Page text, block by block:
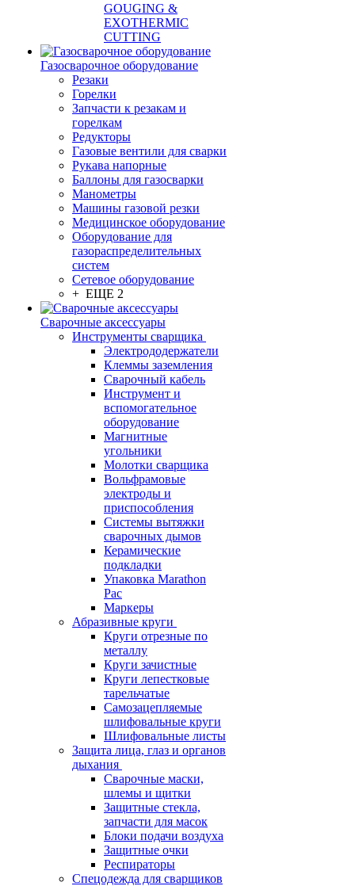
GOUGING &
EXOTHERMIC
CUTTING
Газосварочное оборудование
Резаки
Горелки
Запчасти к резакам и
горелкам
Редукторы
Газовые вентили для сварки
Рукава напорные
Баллоны для газосварки
Манометры
Машины газовой резки
Медицинское оборудование
Оборудование для
газораспределительных
систем
Сетевое оборудование
+ ЕЩЕ 2
Сварочные аксессуары
Инструменты сварщика
Электрододержатели
Клеммы заземления
Сварочный кабель
Инструмент и
вспомогательное
оборудование
Магнитные
угольники
Молотки сварщика
Вольфрамовые
электроды и
приспособления
Системы вытяжки
сварочных дымов
Керамические
подкладки
Упаковка Marathon
Pac
Маркеры
Абразивные круги
Круги отрезные по
металлу
Круги зачистные
Круги лепестковые
тарельчатые
Самозацепляемые
шлифовальные круги
Шлифовальные листы
Защита лица, глаз и органов
дыхания
Сварочные маски,
шлемы и щитки
Защитные стекла,
запчасти для масок
Блоки подачи воздуха
Защитные очки
Респираторы
Спецодежда для сварщиков